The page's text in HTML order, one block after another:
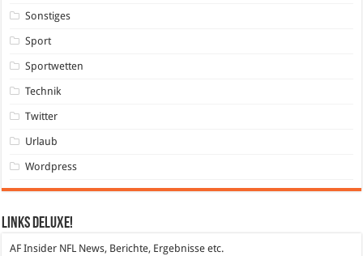
Sonstiges
Sport
Sportwetten
Technik
Twitter
Urlaub
Wordpress
Links DeLuXe!
AF Insider NFL News, Berichte, Ergebnisse etc.